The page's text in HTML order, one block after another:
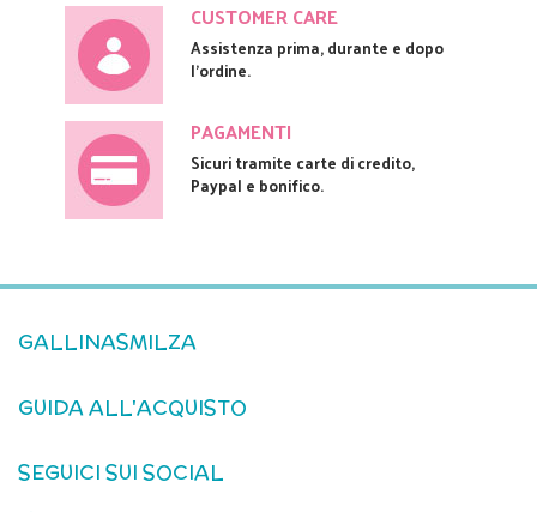
CUSTOMER CARE
Assistenza prima, durante e dopo
l'ordine.
PAGAMENTI
Sicuri tramite carte di credito,
Paypal e bonifico.
GALLINASMILZA
GUIDA ALL'ACQUISTO
SEGUICI SUI SOCIAL